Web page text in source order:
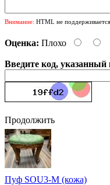
Внимание: HTML не
Оценка: Плохо
Введите код, указанный
Продолжить
Пуф SOU3-M (кожа)